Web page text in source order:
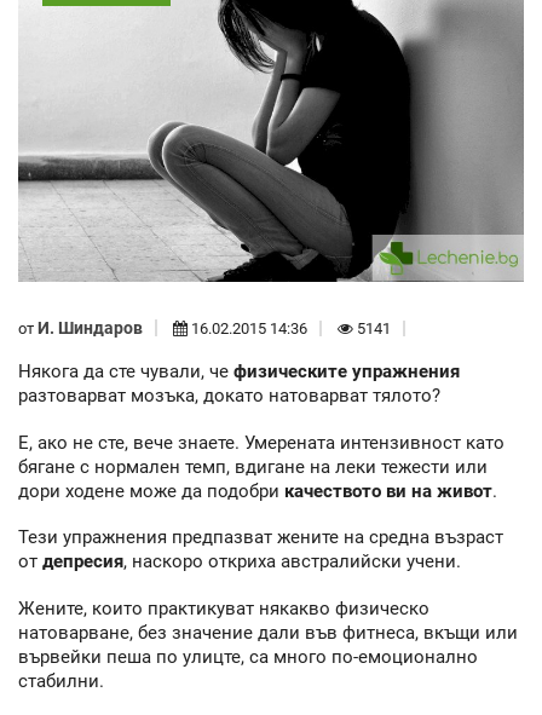
от И. Шиндаров 16.02.2015 14:36 5141
Някога да сте чували, че физическите упражнения
разтоварват мозъка, докато натоварват тялото?
Е, ако не сте, вече знаете. Умерената интензивност като
бягане с нормален темп, вдигане на леки тежести или
дори ходене може да подобри качеството ви на живот.
Тези упражнения предпазват жените на средна възраст
от депресия, наскоро откриха австралийски учени.
Жените, които практикуват някакво физическо
натоварване, без значение дали във фитнеса, вкъщи или
вървейки пеша по улицте, са много по-емоционално
стабилни.